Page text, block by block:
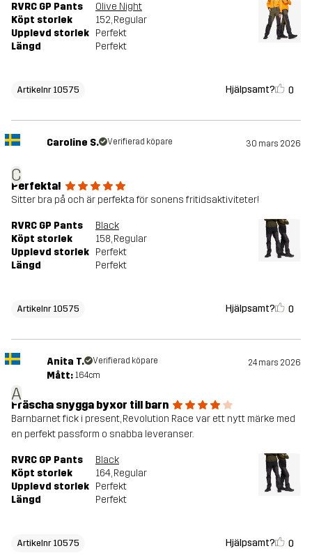
RVRC GP Pants
Olive Night
Köpt storlek
152, Regular
Upplevd storlek Perfekt
Längd
Perfekt
Artikelnr 10575 Hjälpsamt? 0
C
Caroline S. Verifierad köpare 30 mars 2026
Perfekta!
Sitter bra på och är perfekta för sonens fritidsaktiviteter!
RVRC GP Pants
Black
Köpt storlek
158, Regular
Upplevd storlek Perfekt
Längd
Perfekt
Artikelnr 10575 Hjälpsamt? 0
A
Anita T. Verifierad köpare 24 mars 2026
Mått: 164cm
Fräscha snygga byxor till barn
Barnbarnet fick i present, Revolution Race var ett nytt märke med
en perfekt passform o snabba leveranser.
RVRC GP Pants
Black
Köpt storlek
164, Regular
Upplevd storlek Perfekt
Längd
Perfekt
Artikelnr 10575 Hjälpsamt? 0